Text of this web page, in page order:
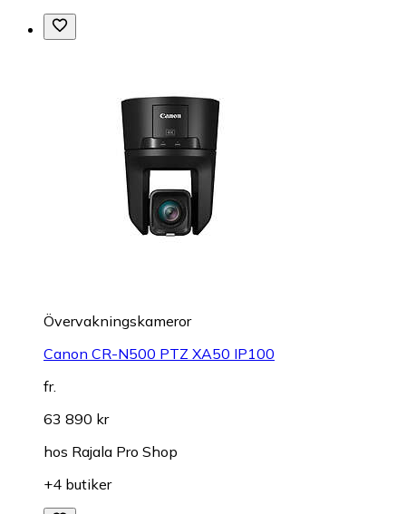
Övervakningskameror
Canon CR-N500 PTZ XA50 IP100
fr.
63 890 kr
hos Rajala Pro Shop
+4 butiker